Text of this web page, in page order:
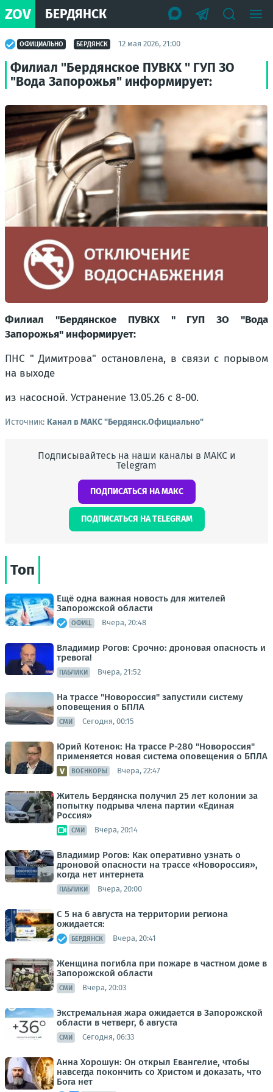
ZOV БЕРДЯНСК
ОФИЦИАЛЬНО БЕРДЯНСК 12 мая 2026, 21:00
Филиал "Бердянское ПУВКХ " ГУП ЗО
"Вода Запорожья" информирует:
Филиал "Бердянское ПУВКХ " ГУП ЗО "Вода
Запорожья" информирует:
ПНС " Димитрова" остановлена, в связи с порывом
на выходе
из насосной. Устранение 13.05.26 с 8-00.
Источник: Канал в МАКС "Бердянск.Официально"
Подписывайтесь на наши каналы в МАКС и
Telegram
ПОДПИСАТЬСЯ НА МАКС
ПОДПИСАТЬСЯ НА TELEGRAM
Топ
Ещё одна важная новость для жителей
Запорожской области
ОФИЦ. Вчера, 20:48
Владимир Рогов: Срочно: дроновая опасность и
тревога!
ПАБЛИКИ Вчера, 21:52
На трассе "Новороссия" запустили систему
оповещения о БПЛА
СМИ Сегодня, 00:15
Юрий Котенок: На трассе Р-280 "Новороссия"
применяется новая система оповещения о БПЛА
ВОЕНКОРЫ Вчера, 22:47
Житель Бердянска получил 25 лет колонии за
попытку подрыва члена партии «Единая
Россия»
СМИ Вчера, 20:14
Владимир Рогов: Как оперативно узнать о
дроновой опасности на трассе «Новороссия»,
когда нет интернета
ПАБЛИКИ Вчера, 20:00
С 5 на 6 августа на территории региона
ожидается:
БЕРДЯНСК Вчера, 20:41
Женщина погибла при пожаре в частном доме в
Запорожской области
СМИ Вчера, 20:03
Экстремальная жара ожидается в Запорожской
области в четверг, 6 августа
СМИ Сегодня, 06:33
Анна Хорошун: Он открыл Евангелие, чтобы
навсегда покончить со Христом и доказать, что
Бога нет